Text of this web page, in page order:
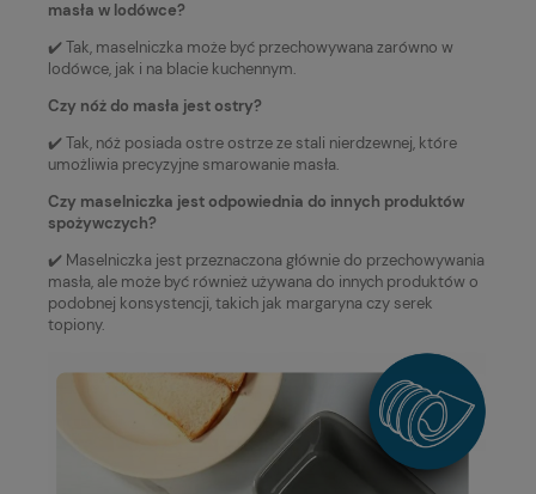
masła w lodówce?
✔️ Tak, maselniczka może być przechowywana zarówno w
lodówce, jak i na blacie kuchennym.
Czy nóż do masła jest ostry?
✔️ Tak, nóż posiada ostre ostrze ze stali nierdzewnej, które
umożliwia precyzyjne smarowanie masła.
Czy maselniczka jest odpowiednia do innych produktów
spożywczych?
✔️ Maselniczka jest przeznaczona głównie do przechowywania
masła, ale może być również używana do innych produktów o
podobnej konsystencji, takich jak margaryna czy serek
topiony.